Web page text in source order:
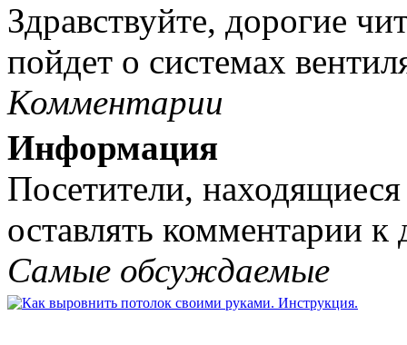
Здравствуйте, дорогие
пойдет о системах
Комментарии
Информация
Посетители,
оставлять комментарии
Самые обсуждаемые